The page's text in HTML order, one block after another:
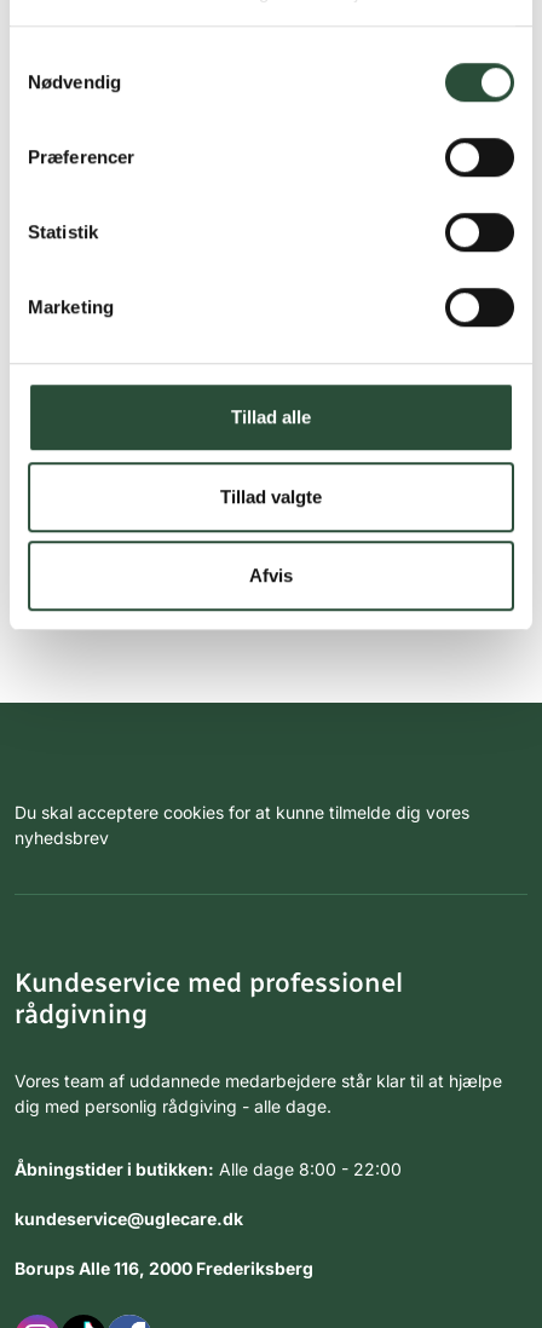
Nødvendig
Præferencer
Statistik
Marketing
Tillad alle
Tillad valgte
Afvis
produkter – altid til fast lav pris.
Læs mere om Uglecare.dk her
Du skal acceptere cookies for at kunne tilmelde dig vores
nyhedsbrev
Kundeservice med professionel
rådgivning
Vores team af uddannede medarbejdere står klar til at hjælpe
dig med personlig rådgiving - alle dage.
Åbningstider i butikken: Alle dage 8:00 - 22:00
kundeservice@uglecare.dk
Borups Alle 116, 2000 Frederiksberg